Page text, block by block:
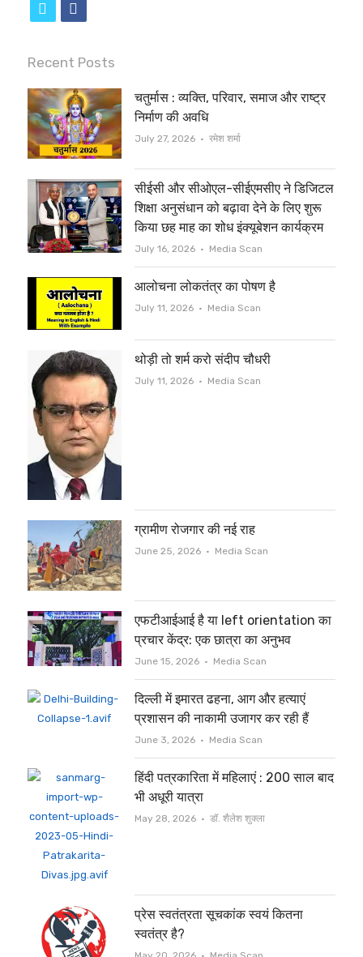
i
t
t
e
r
c
e
b
o
o
k
Recent Posts
चतुर्मास : व्यक्ति, परिवार, समाज और राष्ट्र
निर्माण की अवधि
July 27, 2026 Author
रमेश शर्मा
सीईसी और सीओएल-सीईएमसीए ने डिजिटल
शिक्षा अनुसंधान को बढ़ावा देने के लिए शुरू
किया छह माह का शोध इंक्यूबेशन कार्यक्रम
July 16, 2026 Author
Media Scan
आलोचना लोकतंत्र का पोषण है
July 11, 2026 Author
Media Scan
थोड़ी तो शर्म करो संदीप चौधरी
July 11, 2026 Author
Media Scan
ग्रामीण रोजगार की नई राह
June 25, 2026 Author
Media Scan
एफटीआईआई है या left orientation का
प्रचार केंद्र: एक छात्रा का अनुभव
June 15, 2026 Author
Media Scan
दिल्ली में इमारत ढहना, आग और हत्याएं
प्रशासन की नाकामी उजागर कर रही हैं
June 3, 2026 Author
Media Scan
हिंदी पत्रकारिता में महिलाएं : 200 साल बाद
भी अधूरी यात्रा
May 28, 2026 Author
डॉ. शैलेश शुक्ला
प्रेस स्वतंत्रता सूचकांक स्वयं कितना
स्वतंत्र है?